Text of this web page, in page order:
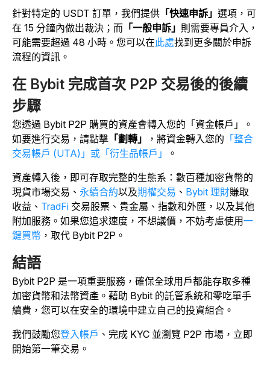
針對特定的 USDT 訂單，我們提供 「快速申訴」 選項，可
在 15 分鐘內做出裁決；而 「一般申訴」 則需要專員介入，
可能需要超過 48 小時。您可以在此處找到更多關於申訴
流程的資訊。
在 Bybit 完成首次 P2P 交易後的後續
步驟
您透過 Bybit P2P 購買的資產會轉入您的「資金帳戶」。
如要進行交易，請點擊 「劃轉」 ，將資金轉入您的 「整合
交易帳戶 (UTA)」或「衍生品帳戶」
。
資產轉入後，即可存取完整的生態系：數百種加密貨幣的
現貨市場交易、 永續合約以及期權交易 、 Bybit 理財賺取
收益、 TradFi 交易股票、貴金屬、指數和外匯，以及其他
附加服務。如果您追求速度，不想議價，不妨考慮使用一
鍵買幣 ，取代 Bybit P2P。
結語
Bybit P2P 是一項重要服務，確保全球用戶都能存取多種
加密貨幣和法幣資產。藉助 Bybit 的託管系統和零吃單手
續費，您可以在安全的環境中建立自己的投資組合。
我們鼓勵您登入帳戶 、完成 KYC 並瀏覽 P2P 市場，立即
開始第一筆交易。